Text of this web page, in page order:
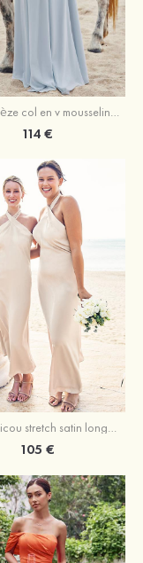
Robe trapèze col en v mousseline ras du sol robe de demoiselle d'honneur
114 €
Fourreau licou stretch satin longueur cheville robe de demoiselle d'honneur
105 €